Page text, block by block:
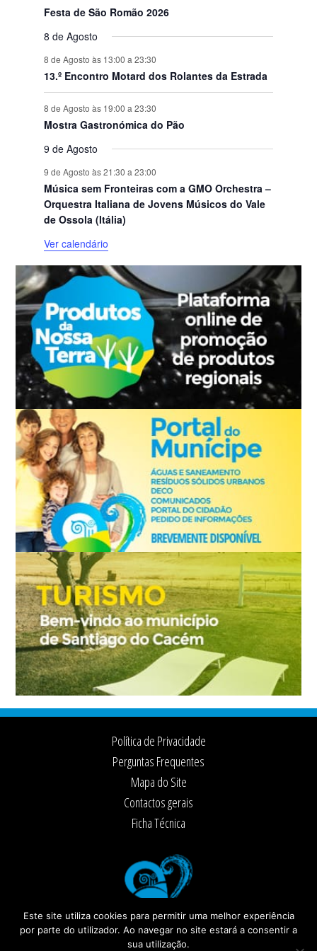
Festa de São Romão 2026
8 de Agosto
8 de Agosto às 13:00 a 23:30
13.º Encontro Motard dos Rolantes da Estrada
8 de Agosto às 19:00 a 23:30
Mostra Gastronómica do Pão
9 de Agosto
9 de Agosto às 21:30 a 23:00
Música sem Fronteiras com a GMO Orchestra –
Orquestra Italiana de Jovens Músicos do Vale
de Ossola (Itália)
Ver calendário
Footer
Política de Privacidade
Perguntas Frequentes
Mapa do Site
Contactos gerais
Ficha Técnica
Este site utiliza cookies para permitir uma melhor experiência
por parte do utilizador. Ao navegar no site estará a consentir a
sua utilização.